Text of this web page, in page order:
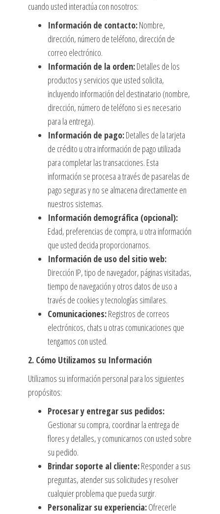
cuando usted interactúa con nosotros:
Información de contacto:Nombre,
dirección, número de teléfono, dirección de
correo electrónico.
Información de la orden:Detalles de los
productos y servicios que usted solicita,
incluyendo información del destinatario (nombre,
dirección, número de teléfono si es necesario
para la entrega).
Información de pago:Detalles de la tarjeta
de crédito u otra información de pago utilizada
para completar las transacciones. Esta
información se procesa a través de pasarelas de
pago seguras y no se almacena directamente en
nuestros sistemas.
Información demográfica (opcional):
Edad, preferencias de compra, u otra información
que usted decida proporcionarnos.
Información de uso del sitio web:
Dirección IP, tipo de navegador, páginas visitadas,
tiempo de navegación y otros datos de uso a
través de cookies y tecnologías similares.
Comunicaciones:Registros de correos
electrónicos, chats u otras comunicaciones que
tengamos con usted.
2. Cómo Utilizamos su Información
Utilizamos su información personal para los siguientes
propósitos:
Procesar y entregar sus pedidos:
Gestionar su compra, coordinar la entrega de
flores y detalles, y comunicarnos con usted sobre
su pedido.
Brindar soporte al cliente:Responder a sus
preguntas, atender sus solicitudes y resolver
cualquier problema que pueda surgir.
Personalizar su experiencia:Ofrecerle